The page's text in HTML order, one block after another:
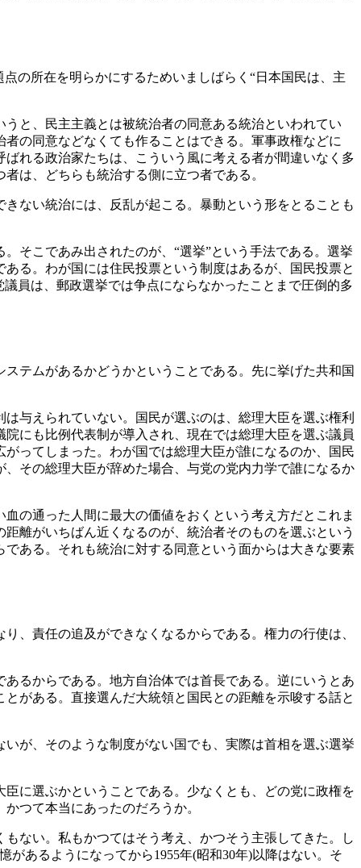
の所在を明らかにするためいましばらく“日本国民は、主
と、民主主義とは被統治者の同意ある統治といわれてい
の同意などなくても作ることはできる。軍事政権などに
れる政治家たちは、こういう風に考える者が間違いなく多
は、どちらも統治する側に立つ者である。
ない統治には、反乱が起こる。暴動という形をとることも
そこであみ出されたのが、“選挙”という手法である。選挙
る。わが国には住民投票という制度はあるが、国民投票と
員は、郵政選挙では争点にならなかったことまで圧倒的多
テムがあるかどうかということである。先に挙げた共和国
与えられていない。国民が選ぶのは、総理大臣を選ぶ権利
にも比例代表制が導入され、現在では総理大臣を選ぶ議員
ってしまった。わが国では総理大臣が誰になるのか、国民
その総理大臣が辞めた場合、与党の党内力学で誰になるか
の通った人間に最大の価値をおくという考え方だとこれま
離がいちばん近くなるのが、統治者そのものを選ぶという
ある。それも統治に対する同意という面からは大きな要素
、責任の追及ができなくなるからである。権力の行使は、
るからである。地方自治体では首長である。逆にいうとあ
がある。直接選んだ大統領と国民との距離を示唆する話と
が、そのような制度がない国でも、実際は首相を選ぶ選挙
に選ぶかということである。少なくとも、どの党に政権を
つて本当にあったのだろうか。
ない。私もかつてはそう考え、かつそう主張してきた。し
あるようになってから1955年(昭和30年)以降はない。そ